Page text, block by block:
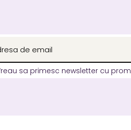
sa primesc newsletter cu